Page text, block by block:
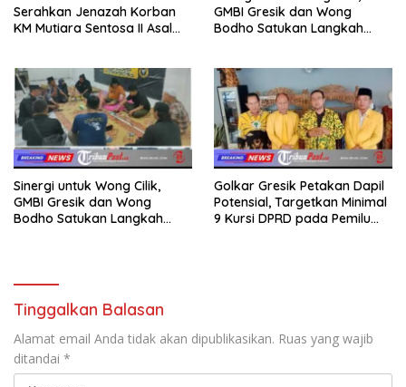
Serahkan Jenazah Korban
KM Mutiara Sentosa II Asal
GMBI Gresik dan Wong
Bodho Satukan Langkah
Sinergi untuk Wong Cilik,
GMBI Gresik dan Wong
Bodho Satukan Langkah
Golkar Gresik Petakan Dapil
Potensial, Targetkan Minimal
9 Kursi DPRD pada Pemilu
Tinggalkan Balasan
Alamat email Anda tidak akan dipublikasikan. Ruas yang wajib
ditandai *